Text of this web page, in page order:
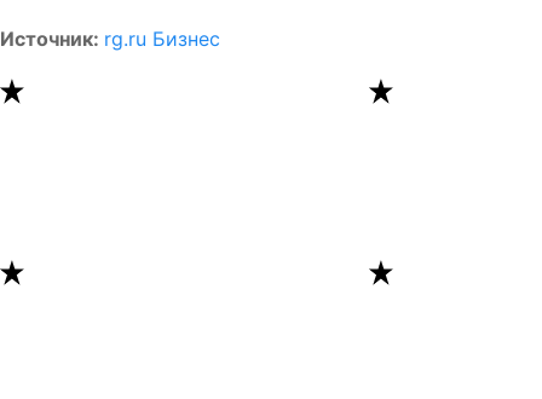
Источник: rg.ru Бизнес